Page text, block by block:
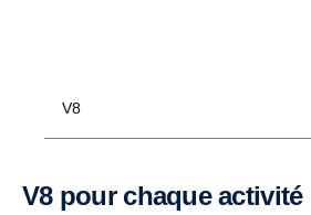
V8
V8 pour chaque activité